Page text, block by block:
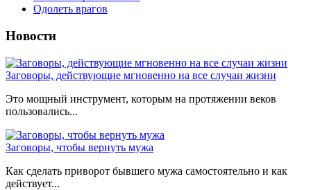
Одолеть врагов
Новости
Заговоры, действующие мгновенно на все случаи жизни
Это мощный инструмент, которым на протяжении веков
пользовались...
Заговоры, чтобы вернуть мужа
Как сделать приворот бывшего мужа самостоятельно и как
действует...